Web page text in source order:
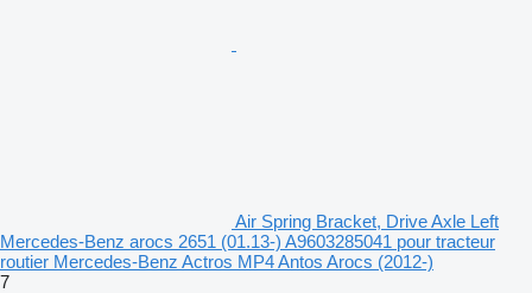
Air Spring Bracket, Drive Axle Left
Mercedes-Benz arocs 2651 (01.13-) A9603285041 pour tracteur
routier Mercedes-Benz Actros MP4 Antos Arocs (2012-)
7